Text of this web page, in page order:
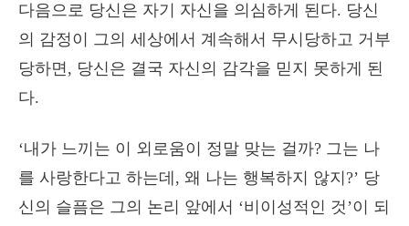
다음으로 당신은 자기 자신을 의심하게 된다. 당신
의 감정이 그의 세상에서 계속해서 무시당하고 거부
당하면, 당신은 결국 자신의 감각을 믿지 못하게 된
다.
‘내가 느끼는 이 외로움이 정말 맞는 걸까? 그는 나
를 사랑한다고 하는데, 왜 나는 행복하지 않지?’ 당
신의 슬픔은 그의 논리 앞에서 ‘비이성적인 것’이 되